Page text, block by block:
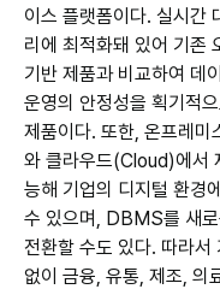
이스 플랫폼이다. 실시간
리에 최적화돼 있어 기존
기반 제품과 비교하여 데
운영의 안정성을 획기적
제품이다. 또한, 온프레
와 클라우드(Cloud)에서
능해 기업의 디지털 환경
수 있으며, DBMS를 새
전환할 수도 있다. 따라서
없이 금융, 유통, 제조, 의